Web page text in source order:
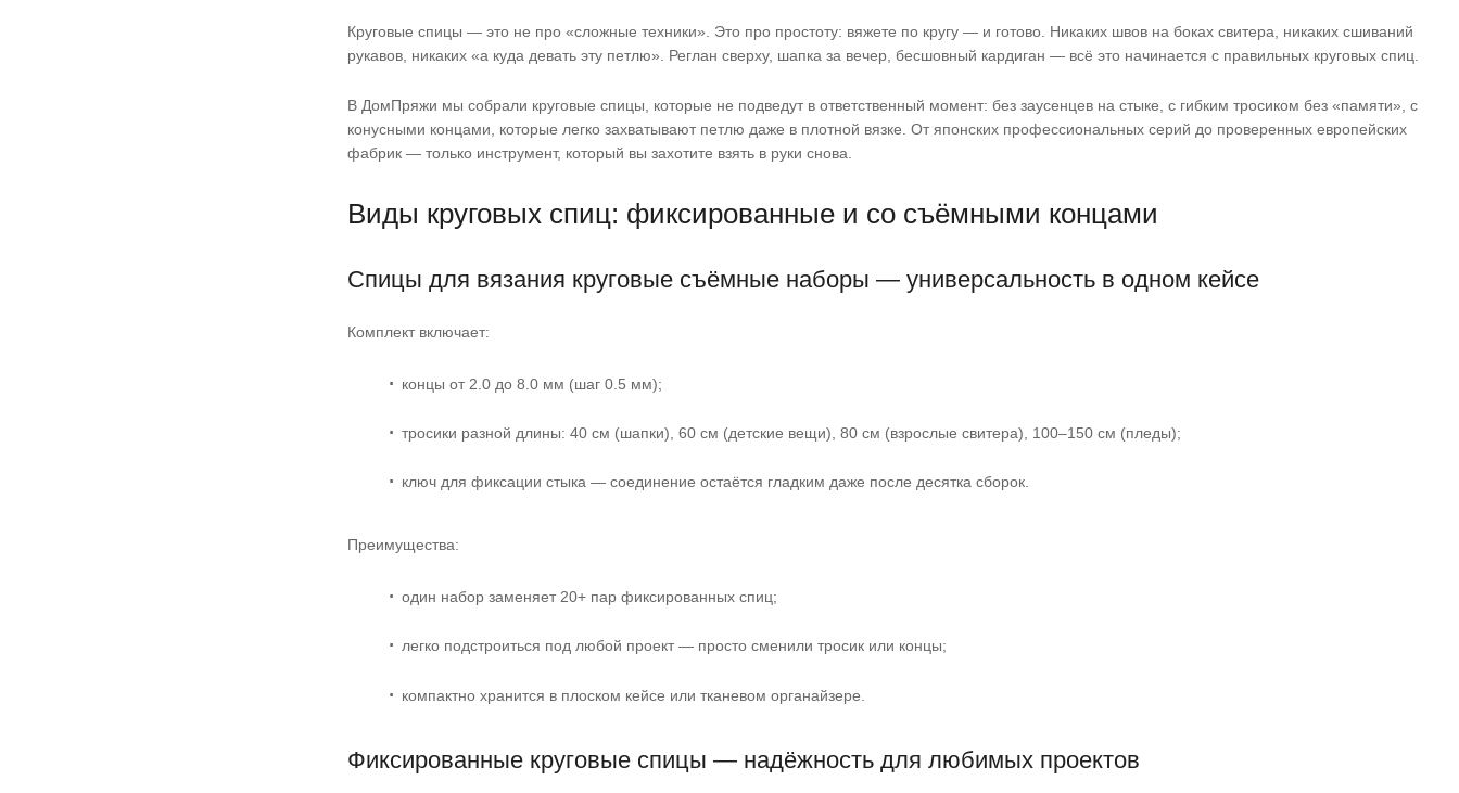
Круговые спицы — это не про «сложные техники». Это про простоту: вяжете по кругу — и готово. Никаких швов на боках свитера, никаких сшиваний
рукавов, никаких «а куда девать эту петлю». Реглан сверху, шапка за вечер, бесшовный кардиган — всё это начинается с правильных круговых спиц.
В ДомПряжи мы собрали круговые спицы, которые не подведут в ответственный момент: без заусенцев на стыке, с гибким тросиком без «памяти», с
конусными концами, которые легко захватывают петлю даже в плотной вязке. От японских профессиональных серий до проверенных европейских
фабрик — только инструмент, который вы захотите взять в руки снова.
Виды круговых спиц: фиксированные и со съёмными концами
Спицы для вязания круговые съёмные наборы — универсальность в одном кейсе
Комплект включает:
концы от 2.0 до 8.0 мм (шаг 0.5 мм);
тросики разной длины: 40 см (шапки), 60 см (детские вещи), 80 см (взрослые свитера), 100–150 см (пледы);
ключ для фиксации стыка — соединение остаётся гладким даже после десятка сборок.
Преимущества:
один набор заменяет 20+ пар фиксированных спиц;
легко подстроиться под любой проект — просто сменили тросик или концы;
компактно хранится в плоском кейсе или тканевом органайзере.
Фиксированные круговые спицы — надёжность для любимых проектов